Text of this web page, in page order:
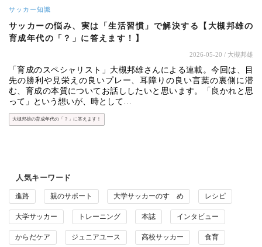
サッカー知識
サッカーの悩み、実は「生活習慣」で解決する【大槻邦雄の
育成年代の「？」に答えます！】
2026-05-20 / 大槻邦雄
「育成のスペシャリスト」大槻邦雄さんによる連載。今回は、目
先の勝利や見栄えの良いプレー、耳障りの良い言葉の裏側に潜
む、育成の本質についてお話ししたいと思います。「良かれと思
って」という想いが、時として…
大槻邦雄の育成年代の「？」に答えます！
人気キーワード
進路 親のサポート 大学サッカーのすゝめ レシピ
大学サッカー トレーニング 本誌 インタビュー
からだケア ジュニアユース 高校サッカー 食育